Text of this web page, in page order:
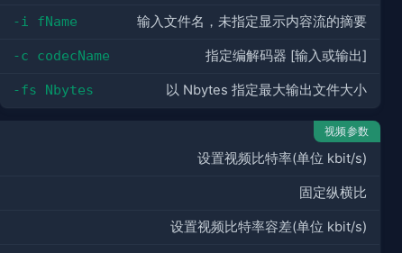
-i fName 输入文件名，未指定显示内容流的摘要
-c codecName 指定编解码器 [输入或输出]
-fs Nbytes 以 Nbytes 指定最大输出文件大小
视频参数
设置视频比特率(单位 kbit/s)
固定纵横比
设置视频比特率容差(单位 kbit/s)